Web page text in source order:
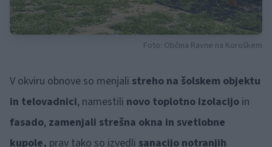
Foto: Občina Ravne na Koroškem
V okviru obnove so menjali streho na šolskem objektu
in telovadnici, namestili novo toplotno izolacijo in
fasado, zamenjali strešna okna in svetlobne
kupole, prav tako so izvedli sanacijo notranjih